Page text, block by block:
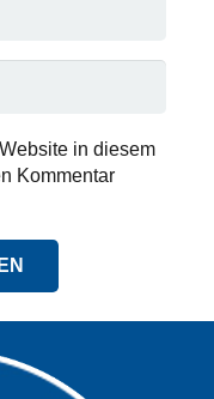
in diesem
Kommentar